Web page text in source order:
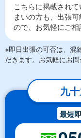
こちらに掲載され
まいの方も、出張
ので、お気軽にご相
※即日出張の可否は、混
だきます。お気軽にお問
九
最短